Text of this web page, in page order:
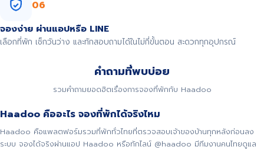
06
จองง่าย ผ่านแอปหรือ LINE
เลือกที่พัก เช็กวันว่าง และทักสอบถามได้ในไม่กี่ขั้นตอน สะดวกทุกอุปกรณ์
คำถามที่พบบ่อย
รวมคำถามยอดฮิตเรื่องการจองที่พักกับ Haadoo
Haadoo คืออะไร จองที่พักได้จริงไหม
Haadoo คือแพลตฟอร์มรวมที่พักทั่วไทยที่ตรวจสอบเจ้าของบ้านทุกหลังก่อนลง
ระบบ จองได้จริงผ่านแอป Haadoo หรือทักไลน์ @haadoo มีทีมงานคนไทยดูแล